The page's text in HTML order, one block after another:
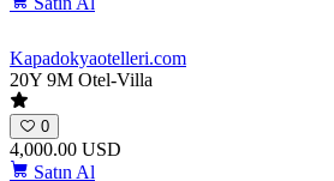
Kapadokyaotelleri.com
20Y 9M Otel-Villa
0
4,000.00 USD
Satın Al